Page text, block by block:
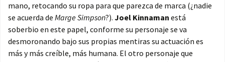
mano, retocando su ropa para que parezca de marca (¿nadie
se acuerda de Marge Simpson?). Joel Kinnaman está
soberbio en este papel, conforme su personaje se va
desmoronando bajo sus propias mentiras su actuación es
más y más creíble, más humana. El otro personaje que